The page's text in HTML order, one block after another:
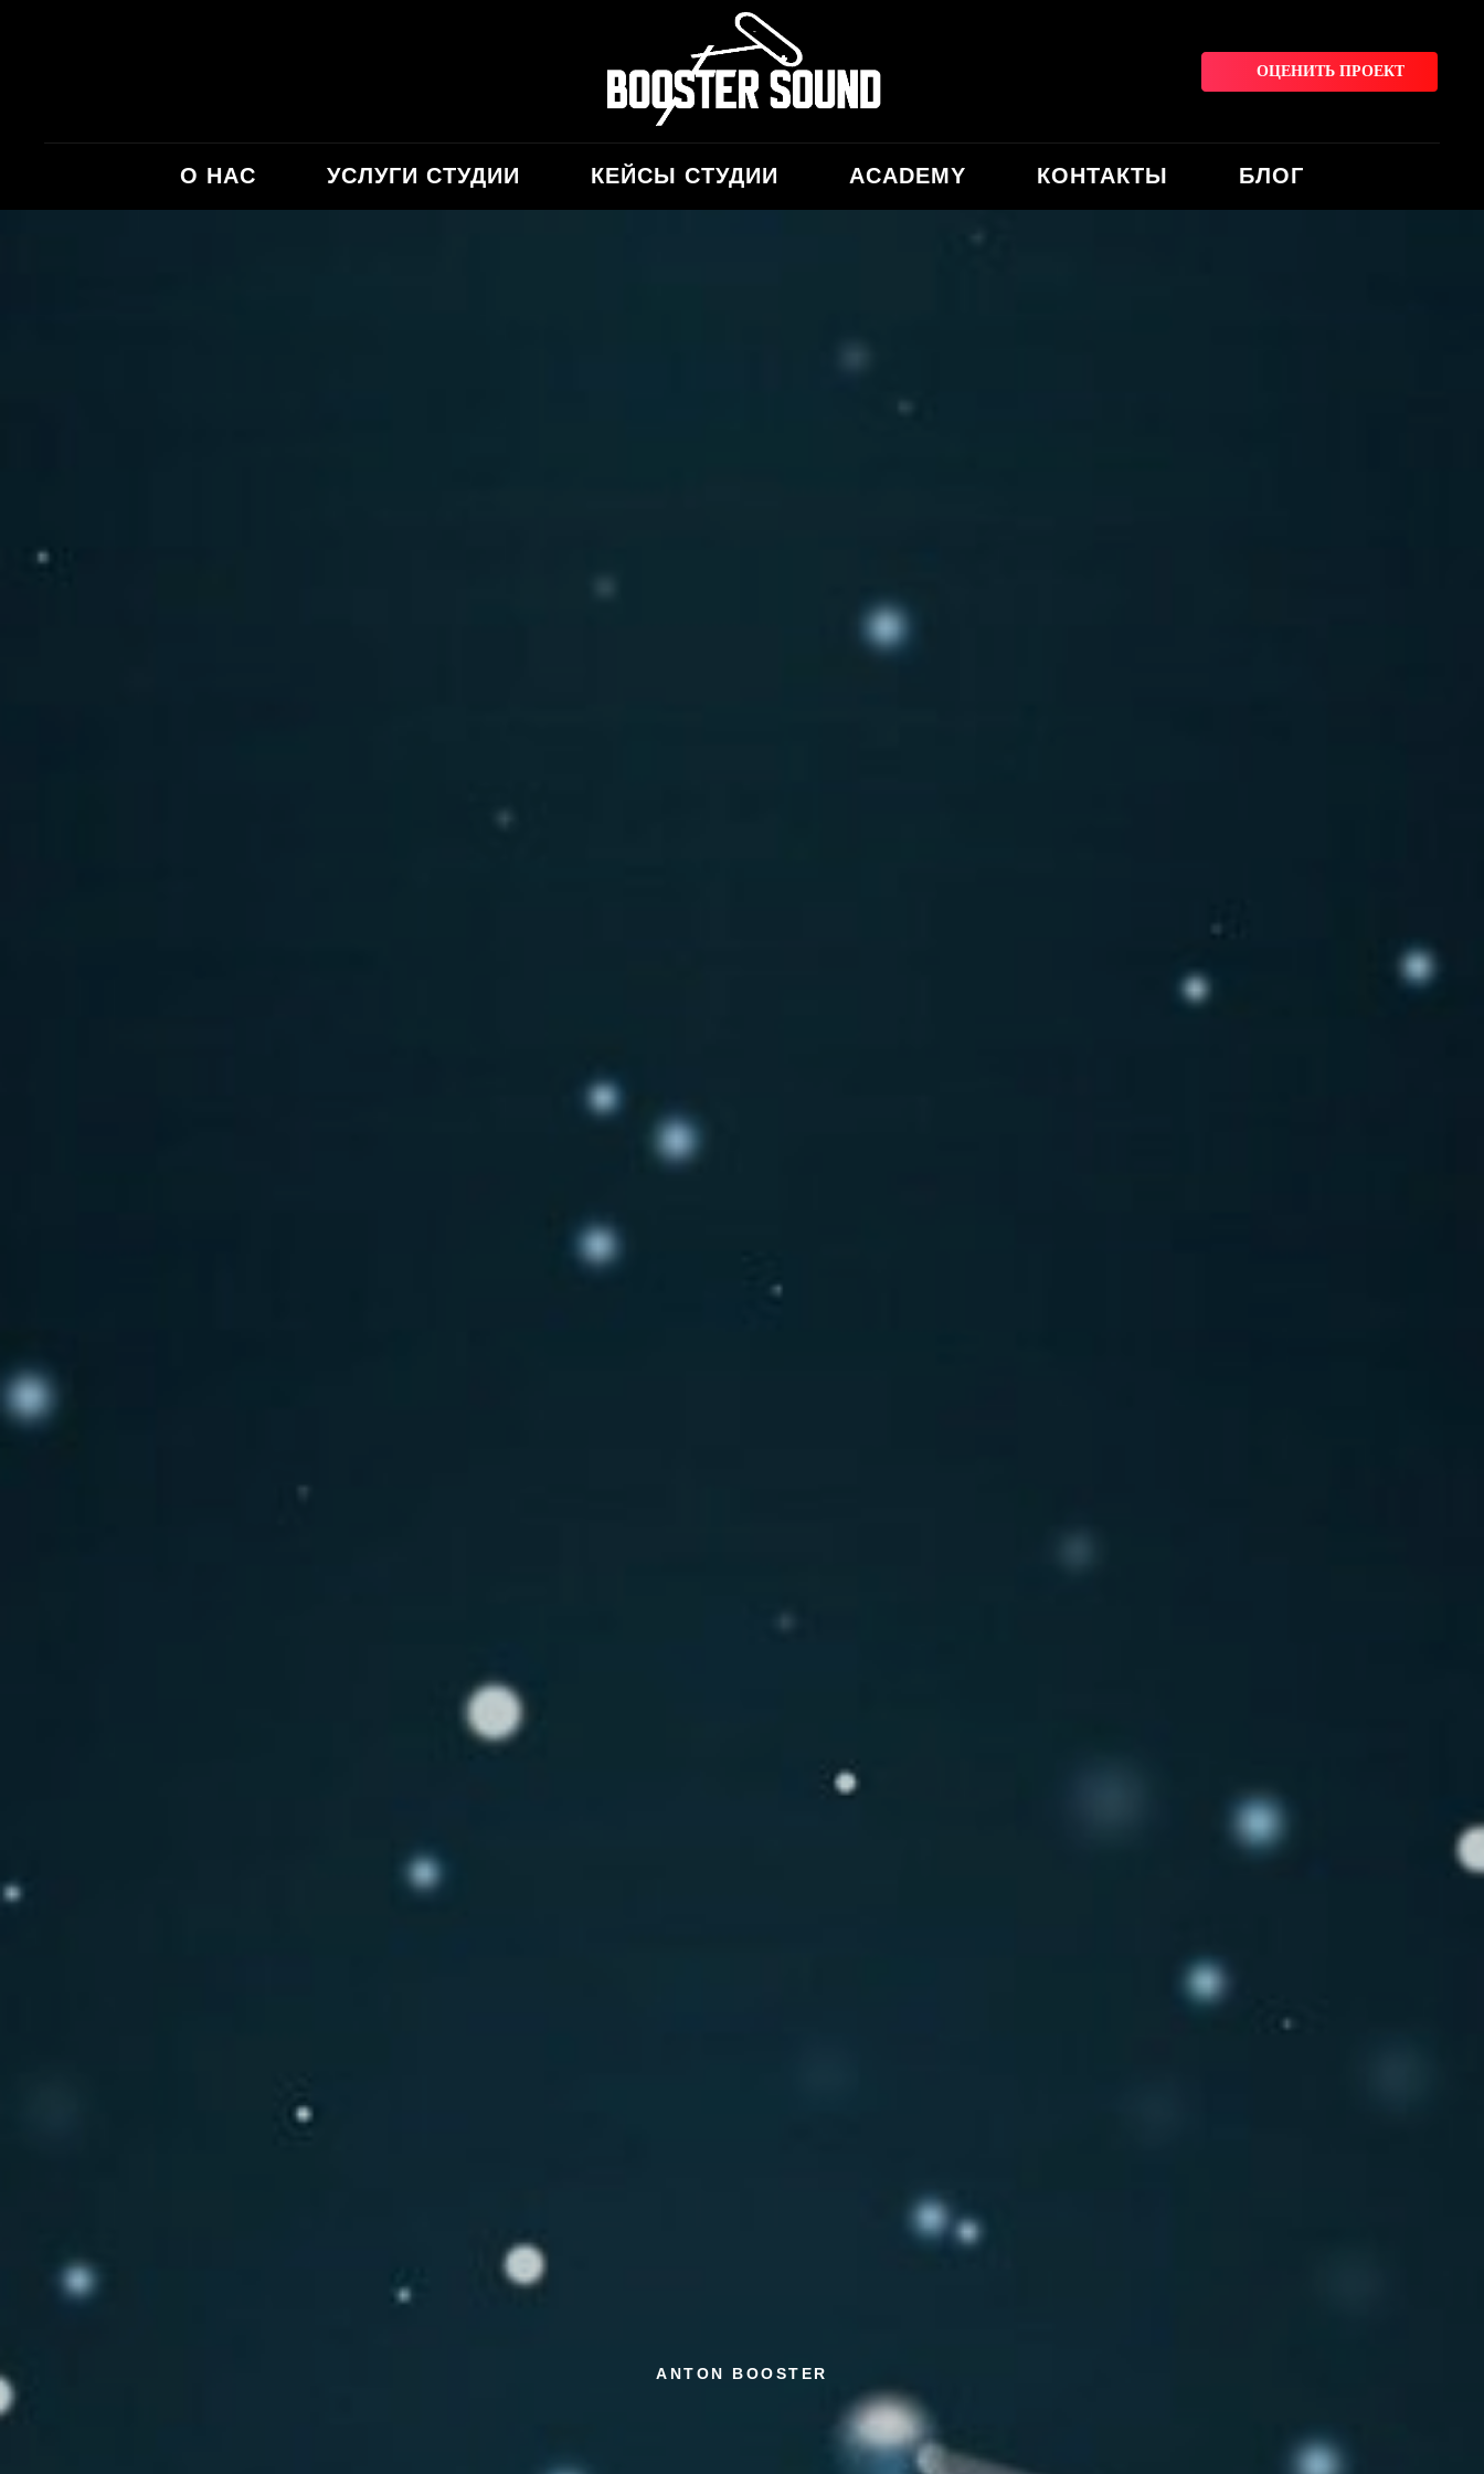
ОЦЕНИТЬ ПРОЕКТ
О НАС УСЛУГИ СТУДИИ КЕЙСЫ СТУДИИ ACADEMY КОНТАКТЫ БЛОГ
ANTON BOOSTER